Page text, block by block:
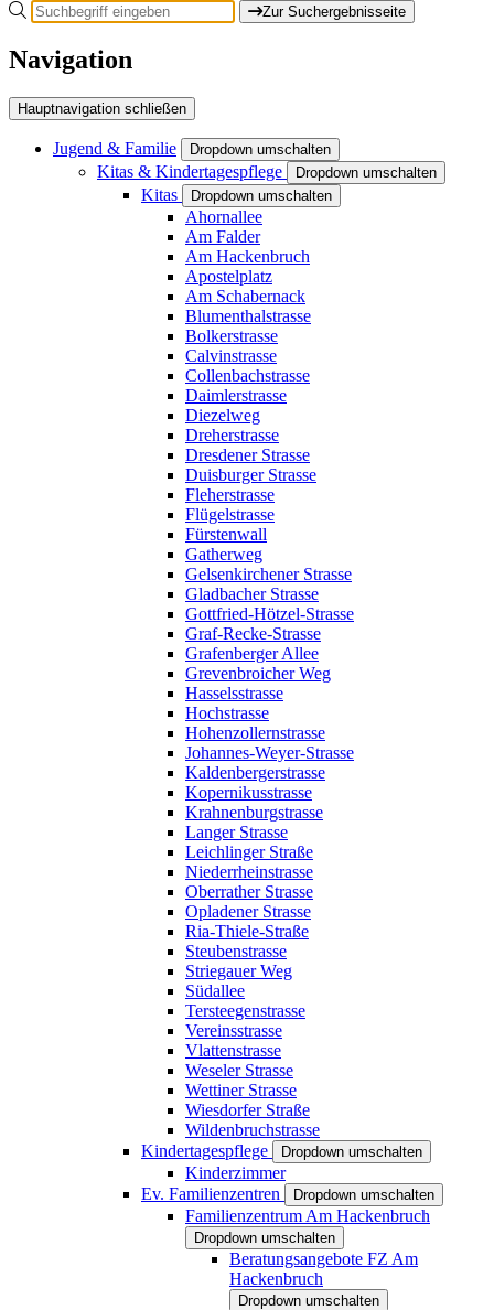
Zur Suchergebnisseite
Navigation
Hauptnavigation schließen
Jugend & Familie Dropdown umschalten
Kitas & Kindertagespflege Dropdown umschalten
Kitas Dropdown umschalten
Ahornallee
Am Falder
Am Hackenbruch
Apostelplatz
Am Schabernack
Blumenthalstrasse
Bolkerstrasse
Calvinstrasse
Collenbachstrasse
Daimlerstrasse
Diezelweg
Dreherstrasse
Dresdener Strasse
Duisburger Strasse
Fleherstrasse
Flügelstrasse
Fürstenwall
Gatherweg
Gelsenkirchener Strasse
Gladbacher Strasse
Gottfried-Hötzel-Strasse
Graf-Recke-Strasse
Grafenberger Allee
Grevenbroicher Weg
Hasselsstrasse
Hochstrasse
Hohenzollernstrasse
Johannes-Weyer-Strasse
Kaldenbergerstrasse
Kopernikusstrasse
Krahnenburgstrasse
Langer Strasse
Leichlinger Straße
Niederrheinstrasse
Oberrather Strasse
Opladener Strasse
Ria-Thiele-Straße
Steubenstrasse
Striegauer Weg
Südallee
Tersteegenstrasse
Vereinsstrasse
Vlattenstrasse
Weseler Strasse
Wettiner Strasse
Wiesdorfer Straße
Wildenbruchstrasse
Kindertagespflege
Dropdown umschalten
Kinderzimmer
Ev. Familienzentren
Dropdown umschalten
Familienzentrum Am Hackenbruch
Dropdown umschalten
Beratungsangebote FZ Am
Hackenbruch
Dropdown umschalten